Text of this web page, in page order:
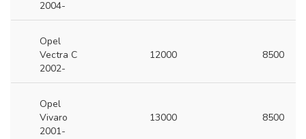
2004-
Opel
Vectra C
2002-
12000 8500
Opel
Vivaro
2001-
13000 8500